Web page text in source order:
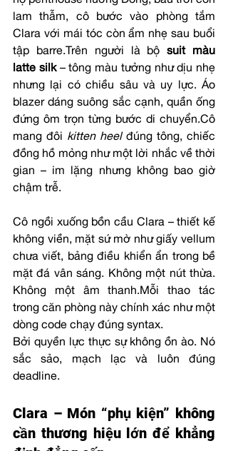
lam thẫm, cô bước vào phòng tắm
Clara với mái tóc còn ẩm nhẹ sau buổi
tập barre.Trên người là bộ suit màu
latte silk – tông màu tưởng như dịu nhẹ
nhưng lại có chiều sâu và uy lực. Áo
blazer dáng suông sắc cạnh, quần ống
đứng ôm trọn từng bước di chuyển.Cô
mang đôi kitten heel đúng tông, chiếc
đồng hồ mỏng như một lời nhắc về thời
gian – im lặng nhưng không bao giờ
chậm trễ.
Cô ngồi xuống bồn cầu Clara – thiết kế
không viền, mặt sứ mờ như giấy vellum
chưa viết, bảng điều khiển ẩn trong bề
mặt đá vân sáng. Không một nút thừa.
Không một âm thanh.Mỗi thao tác
trong căn phòng này chính xác như một
dòng code chạy đúng syntax.
Bởi quyền lực thực sự không ồn ào. Nó
sắc sảo, mạch lạc và luôn đúng
deadline.
Clara – Món “phụ kiện” không
cần thương hiệu lớn để khẳng